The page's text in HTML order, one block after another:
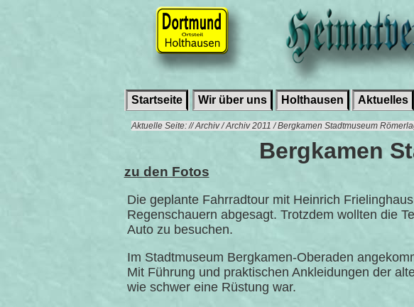
Startseite Wir über uns Holthausen Aktuelles
Aktuelle Seite: // Archiv / Archiv 2011 / Bergkamen Stadtmuseum
Bergkamen
zu den Fotos
Die geplante Fahrradtour mit Heinrich
Regenschauern abgesagt. Trotzdem wollten die
Auto zu besuchen.
Im Stadtmuseum Bergkamen-Oberaden
Mit Führung und praktischen Ankleidungen der
wie schwer eine Rüstung war.